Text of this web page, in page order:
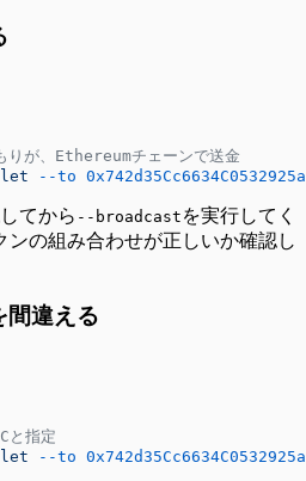
が、Ethereumチェーンで送金
--to
てから --broadcast を実行してく
ンの組み合わせが正しいか確認し
間違える
と指定
--to